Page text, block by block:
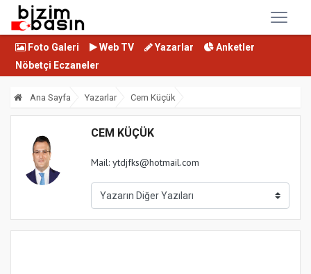
Foto Galeri Web TV Yazarlar
Anketler
Nöbetçi Eczaneler
Ana Sayfa Yazarlar Cem Küçük
CEM KÜÇÜK
Mail: ytdjfks@hotmail.com